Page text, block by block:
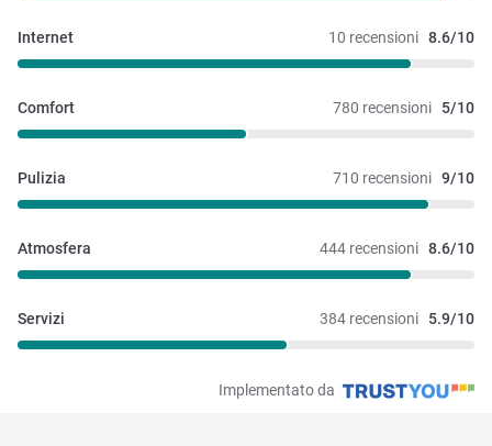
10 recensioni 8.6/10
Internet
780 recensioni 5/10
Comfort
710 recensioni 9/10
Pulizia
444 recensioni 8.6/10
Atmosfera
384 recensioni 5.9/10
Servizi
Implementato da